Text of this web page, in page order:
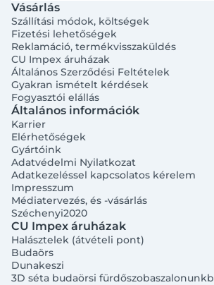
Vásárlás
Szállítási módok, költségek
Fizetési lehetőségek
Reklamáció, termékvisszaküldés
CU Impex áruházak
Általános Szerződési Feltételek
Gyakran ismételt kérdések
Fogyasztói elállás
Általános információk
Karrier
Elérhetőségek
Gyártóink
Adatvédelmi Nyilatkozat
Adatkezeléssel kapcsolatos kérelem
Impresszum
Médiatervezés, és -vásárlás
Széchenyi2020
CU Impex áruházak
Halásztelek (átvételi pont)
Budaörs
Dunakeszi
3D séta budaörsi